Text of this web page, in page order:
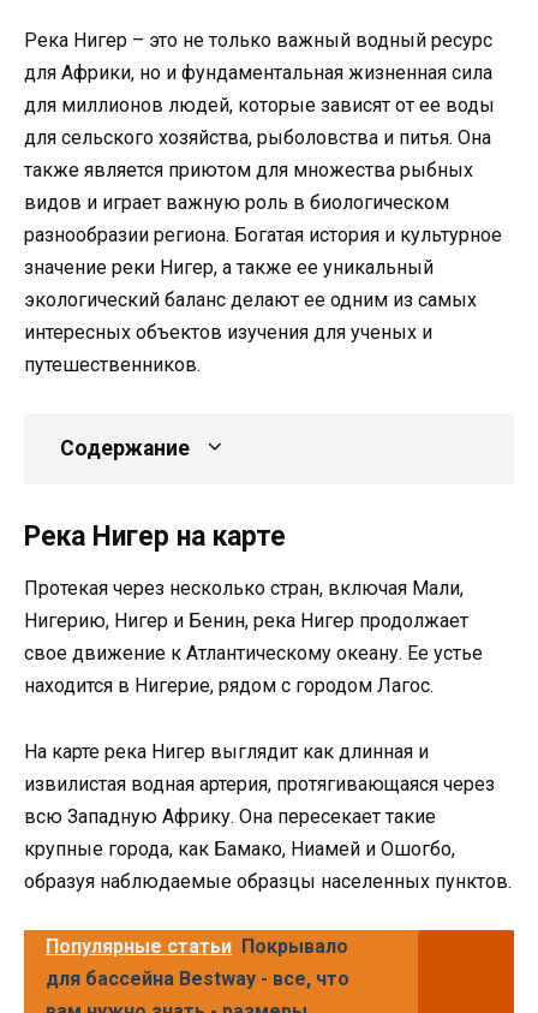
Река Нигер – это не только важный водный ресурс
для Африки, но и фундаментальная жизненная сила
для миллионов людей, которые зависят от ее воды
для сельского хозяйства, рыболовства и питья. Она
также является приютом для множества рыбных
видов и играет важную роль в биологическом
разнообразии региона. Богатая история и культурное
значение реки Нигер, а также ее уникальный
экологический баланс делают ее одним из самых
интересных объектов изучения для ученых и
путешественников.
Содержание
Река Нигер на карте
Протекая через несколько стран, включая Мали,
Нигерию, Нигер и Бенин, река Нигер продолжает
свое движение к Атлантическому океану. Ее устье
находится в Нигерие, рядом с городом Лагос.
На карте река Нигер выглядит как длинная и
извилистая водная артерия, протягивающаяся через
всю Западную Африку. Она пересекает такие
крупные города, как Бамако, Ниамей и Ошогбо,
образуя наблюдаемые образцы населенных пунктов.
Популярные статьи Покрывало
для бассейна Bestway - все, что